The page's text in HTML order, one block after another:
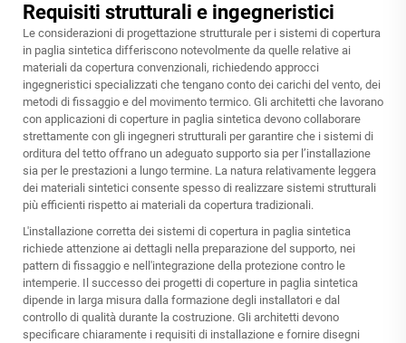
Requisiti strutturali e ingegneristici
Le considerazioni di progettazione strutturale per i sistemi di copertura
in paglia sintetica differiscono notevolmente da quelle relative ai
materiali da copertura convenzionali, richiedendo approcci
ingegneristici specializzati che tengano conto dei carichi del vento, dei
metodi di fissaggio e del movimento termico. Gli architetti che lavorano
con applicazioni di coperture in paglia sintetica devono collaborare
strettamente con gli ingegneri strutturali per garantire che i sistemi di
orditura del tetto offrano un adeguato supporto sia per l’installazione
sia per le prestazioni a lungo termine. La natura relativamente leggera
dei materiali sintetici consente spesso di realizzare sistemi strutturali
più efficienti rispetto ai materiali da copertura tradizionali.
L'installazione corretta dei sistemi di copertura in paglia sintetica
richiede attenzione ai dettagli nella preparazione del supporto, nei
pattern di fissaggio e nell'integrazione della protezione contro le
intemperie. Il successo dei progetti di coperture in paglia sintetica
dipende in larga misura dalla formazione degli installatori e dal
controllo di qualità durante la costruzione. Gli architetti devono
specificare chiaramente i requisiti di installazione e fornire disegni